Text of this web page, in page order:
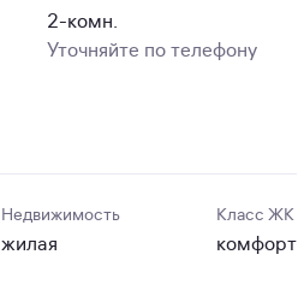
2-комн.
Уточняйте по телефону
Недвижимость
жилая
Класс ЖК
комфорт